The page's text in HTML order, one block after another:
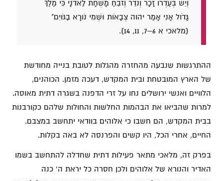
וְיֵשׁ בְּעֶדְרֹו זָכָר וְנֹדֵר וְזֹבֵחַ מָשְׁחָת לַאדֹנָי כִּי מֶלֶךְ
גָּדֹול אָנִי אָמַר יהוה צְבָאֹות וּשְׁמִי נֹורָא בַגֹּויִם"
(מלאכי א 6–7, 11, 14).
ההתרגשות שנבעה מהחזרה מהגלות לטובת בנייה מחודשת
של הארץ המובטחת ובית המקדש, דעכה מזמן. הכוהנים,
הלוויים ואנשי ירושלים נחו על זרי הדפנה בשגרה דתית מאוסה.
למרות שהביאו את הבהמות החלשות והחולות שלהם כקורבנות
בבית המקדש, הם חשבו כי אלוהים בוודאי יתחשב במצבם.
החיים, אחרי הכל, היו קשים והפרנסה לא באה בקלות.
בפרק זה, מלאכי מתאר פעילות דתית שחדלה להתחשב בשמו
האדיר והנורא של אלוהים ולכן חסרה כל יראת ה' כנה